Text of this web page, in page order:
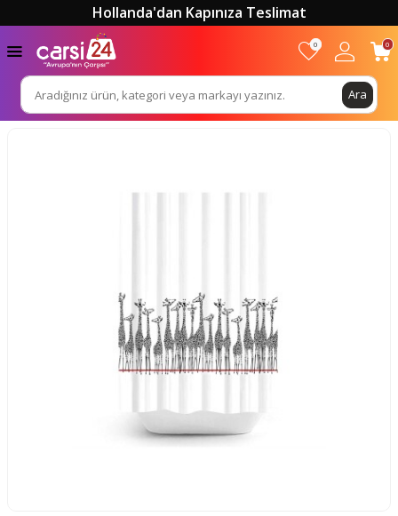
Hollanda'dan Kapınıza Teslimat
Ara
0 0